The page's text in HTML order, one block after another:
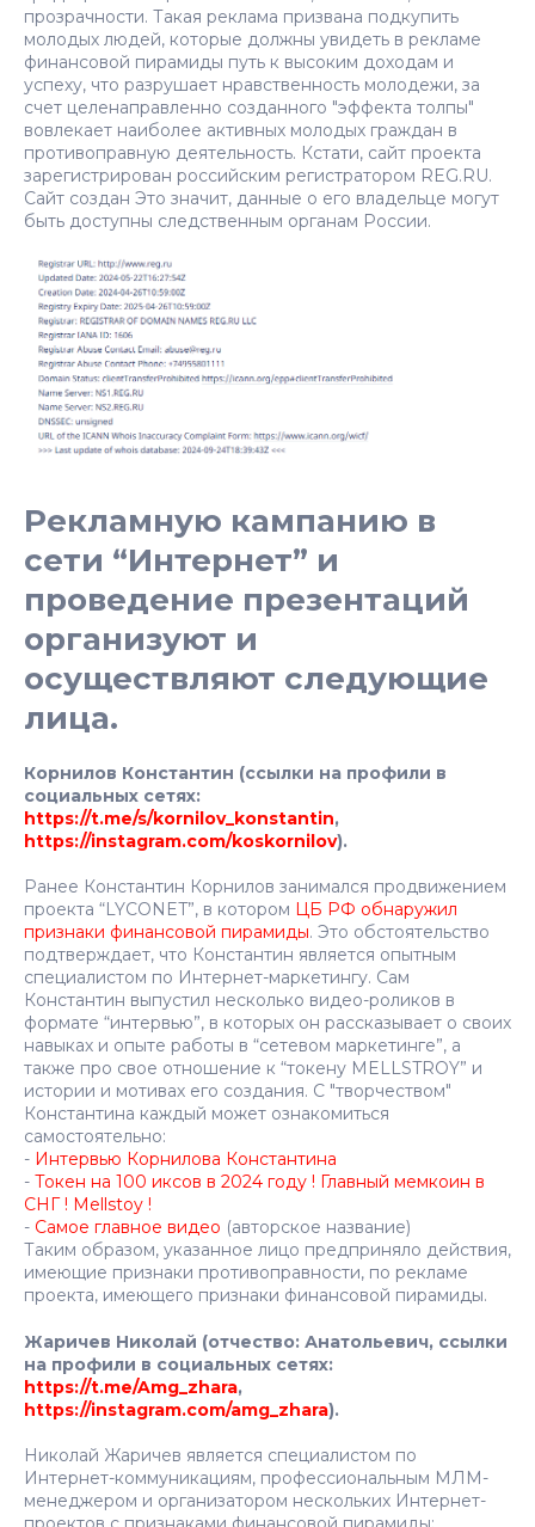
прозрачности. Такая реклама призвана подкупить
молодых людей, которые должны увидеть в рекламе
финансовой пирамиды путь к высоким доходам и
успеху, что разрушает нравственность молодежи, за
счет целенаправленно созданного "эффекта толпы"
вовлекает наиболее активных молодых граждан в
противоправную деятельность. Кстати, сайт проекта
зарегистрирован российским регистратором REG.RU.
Сайт создан Это значит, данные о его владельце могут
быть доступны следственным органам России.
Рекламную кампанию в
сети “Интернет” и
проведение презентаций
организуют и
осуществляют следующие
лица.
Корнилов Константин (ссылки на профили в
социальных сетях:
https://t.me/s/kornilov_konstantin,
https://instagram.com/koskornilov).
Ранее Константин Корнилов занимался продвижением
проекта “LYCONET”, в котором ЦБ РФ обнаружил
признаки финансовой пирамиды. Это обстоятельство
подтверждает, что Константин является опытным
специалистом по Интернет-маркетингу. Сам
Константин выпустил несколько видео-роликов в
формате “интервью”, в которых он рассказывает о своих
навыках и опыте работы в “сетевом маркетинге”, а
также про свое отношение к “токену MELLSTROY” и
истории и мотивах его создания. С "творчеством"
Константина каждый может ознакомиться
самостоятельно:
- Интервью Корнилова Константина
- Токен на 100 иксов в 2024 году ! Главный мемкоин в
СНГ ! Mellstoy !
- Самое главное видео (авторское название)
Таким образом, указанное лицо предприняло действия,
имеющие признаки противоправности, по рекламе
проекта, имеющего признаки финансовой пирамиды.
Жаричев Николай (отчество: Анатольевич, ссылки
на профили в социальных сетях:
https://t.me/Amg_zhara,
https://instagram.com/amg_zhara).
Николай Жаричев является специалистом по
Интернет-коммуникациям, профессиональным МЛМ-
менеджером и организатором нескольких Интернет-